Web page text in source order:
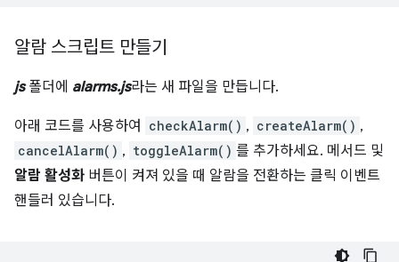
알람 스크립트 만들기
js폴더에 alarms.js라는 새 파일을 만듭니다.
아래 코드를 사용하여 checkAlarm() , createAlarm() ,
cancelAlarm() , toggleAlarm() 를 추가하세요. 메서드 및
알람 활성화 버튼이 켜져 있을 때 알람을 전환하는 클릭 이벤트
핸들러 있습니다.